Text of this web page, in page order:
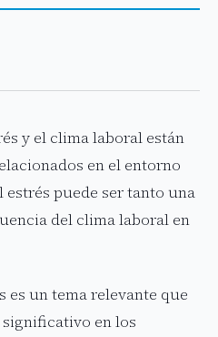
y el clima laboral están
en el entorno
estrés puede ser tanto una
del clima laboral en
es un tema relevante que
en los